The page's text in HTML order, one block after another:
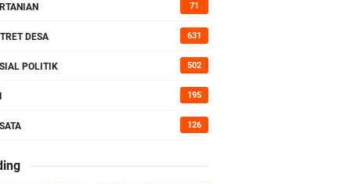
Bumi
di
71
DESA 631
POLITIK 502
195
126